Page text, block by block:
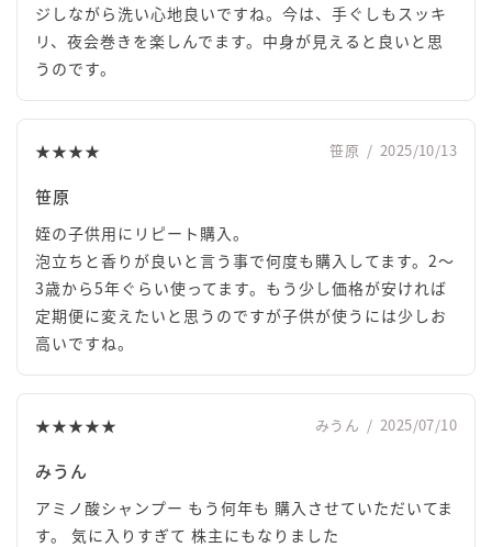
ジしながら洗い心地良いですね。今は、手ぐしもスッキ
リ、夜会巻きを楽しんでます。中身が見えると良いと思
うのです。
★★★★ 笹原 / 2025/10/13
笹原
姪の子供用にリピート購入。
泡立ちと香りが良いと言う事で何度も購入してます。2～
3歳から5年ぐらい使ってます。もう少し価格が安ければ
定期便に変えたいと思うのですが子供が使うには少しお
高いですね。
★★★★★ みうん / 2025/07/10
みうん
アミノ酸シャンプー もう何年も 購入させていただいてま
す。 気に入りすぎて 株主にもなりました